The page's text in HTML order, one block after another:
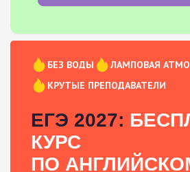
БЕЗ ВОДЫ
ЛАМПОВАЯ
КРУТЫЕ ПРЕПОДАВАТЕЛИ
ЕГЭ 2027:
КУРС
ПО